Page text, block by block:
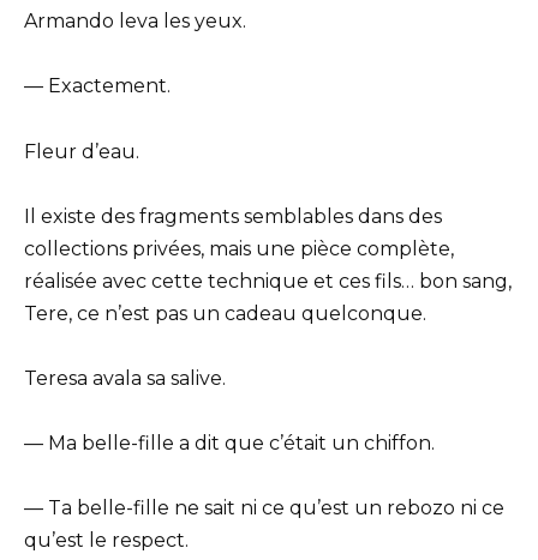
Armando leva les yeux.
— Exactement.
Fleur d’eau.
Il existe des fragments semblables dans des
collections privées, mais une pièce complète,
réalisée avec cette technique et ces fils… bon sang,
Tere, ce n’est pas un cadeau quelconque.
Teresa avala sa salive.
— Ma belle-fille a dit que c’était un chiffon.
— Ta belle-fille ne sait ni ce qu’est un rebozo ni ce
qu’est le respect.